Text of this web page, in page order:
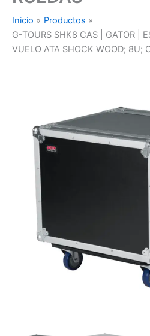
Inicio
Productos
G-TOURS SHK8 CAS | GATOR |
VUELO ATA SHOCK WOOD; 8U;
GATOR
ESTUCHE
ESTANTE
SHOCK